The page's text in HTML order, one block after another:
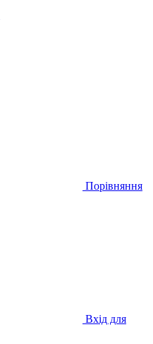
Порівняння
Вхід для